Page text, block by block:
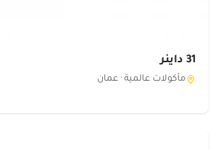
31 داينر
مأكولات عالمية · عمان